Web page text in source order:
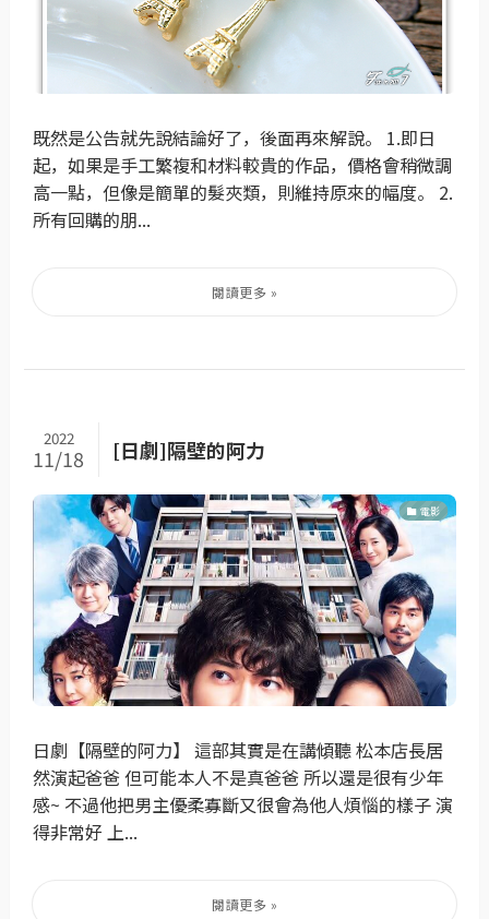
既然是公告就先說結論好了，後面再來解說。 1.即日
起，如果是手工繁複和材料較貴的作品，價格會稍微調
高一點，但像是簡單的髮夾類，則維持原來的幅度。 2.
所有回購的朋...
[日劇]隔壁的阿力
2022
11/18
電影
日劇【隔壁的阿力】 這部其實是在講傾聽 松本店長居
然演起爸爸 但可能本人不是真爸爸 所以還是很有少年
感~ 不過他把男主優柔寡斷又很會為他人煩惱的樣子 演
得非常好 上...